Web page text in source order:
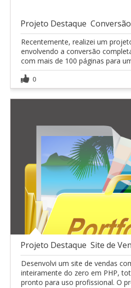
Recentemente, realizei um
envolvendo a conversão
com mais de 100 páginas para
0
Desenvolvi um site de vendas
inteiramente do zero em PHP,
pronto para uso profissional. O